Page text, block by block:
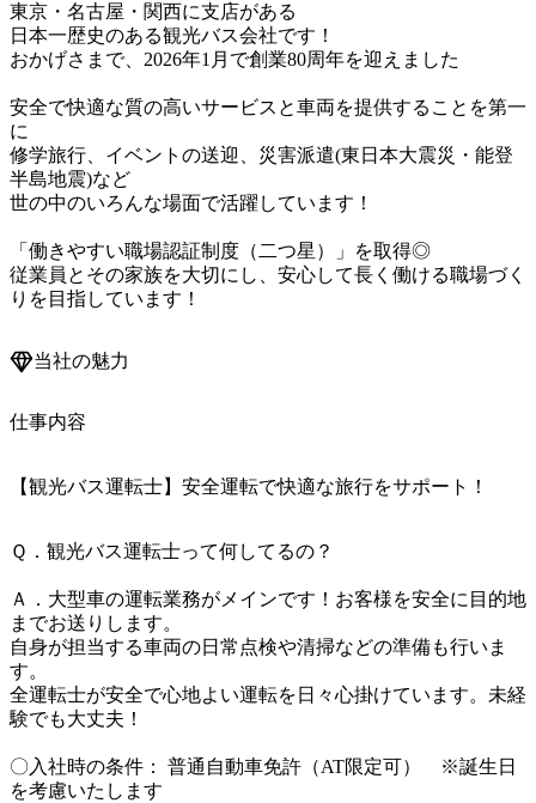
東京・名古屋・関西に支店がある
日本一歴史のある観光バス会社です！
おかげさまで、2026年1月で創業80周年を迎えました
安全で快適な質の高いサービスと車両を提供することを第一
に
修学旅行、イベントの送迎、災害派遣(東日本大震災・能登
半島地震)など
世の中のいろんな場面で活躍しています！
「働きやすい職場認証制度（二つ星）」を取得◎
従業員とその家族を大切にし、安心して長く働ける職場づく
りを目指しています！
当社の魅力
仕事内容
【観光バス運転士】安全運転で快適な旅行をサポート！
Ｑ．観光バス運転士って何してるの？
Ａ．大型車の運転業務がメインです！お客様を安全に目的地
までお送りします。
自身が担当する車両の日常点検や清掃などの準備も行いま
す。
全運転士が安全で心地よい運転を日々心掛けています。未経
験でも大丈夫！
〇入社時の条件： 普通自動車免許（AT限定可）　※誕生日
を考慮いたします